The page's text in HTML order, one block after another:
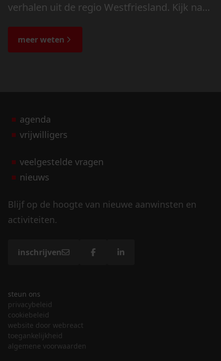
verhalen uit de regio Westfriesland. Kijk naar
de bijzondere verhalen.
meer weten
agenda
vrijwilligers
veelgestelde vragen
nieuws
Blijf op de hoogte van nieuwe aanwinsten en
activiteiten.
inschrijven
steun ons
privacybeleid
cookiebeleid
website door webreact
toegankelijkheid
algemene voorwaarden